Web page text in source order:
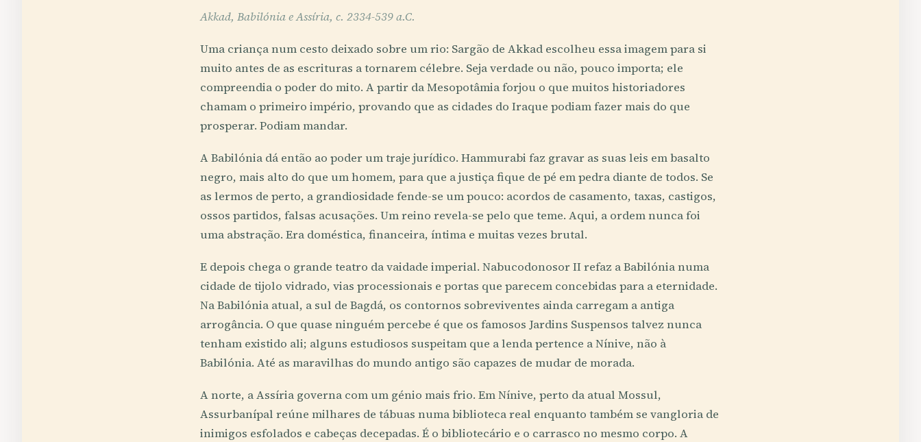
Akkad, Babilónia e Assíria, c. 2334-539 a.C.
Uma criança num cesto deixado sobre um rio: Sargão de Akkad escolheu essa imagem para si
muito antes de as escrituras a tornarem célebre. Seja verdade ou não, pouco importa; ele
compreendia o poder do mito. A partir da Mesopotâmia forjou o que muitos historiadores
chamam o primeiro império, provando que as cidades do Iraque podiam fazer mais do que
prosperar. Podiam mandar.
A Babilónia dá então ao poder um traje jurídico. Hammurabi faz gravar as suas leis em basalto
negro, mais alto do que um homem, para que a justiça fique de pé em pedra diante de todos. Se
as lermos de perto, a grandiosidade fende-se um pouco: acordos de casamento, taxas, castigos,
ossos partidos, falsas acusações. Um reino revela-se pelo que teme. Aqui, a ordem nunca foi
uma abstração. Era doméstica, financeira, íntima e muitas vezes brutal.
E depois chega o grande teatro da vaidade imperial. Nabucodonosor II refaz a Babilónia numa
cidade de tijolo vidrado, vias processionais e portas que parecem concebidas para a eternidade.
Na Babilónia atual, a sul de Bagdá, os contornos sobreviventes ainda carregam a antiga
arrogância. O que quase ninguém percebe é que os famosos Jardins Suspensos talvez nunca
tenham existido ali; alguns estudiosos suspeitam que a lenda pertence a Nínive, não à
Babilónia. Até as maravilhas do mundo antigo são capazes de mudar de morada.
A norte, a Assíria governa com um génio mais frio. Em Nínive, perto da atual Mossul,
Assurbanípal reúne milhares de tábuas numa biblioteca real enquanto também se vangloria de
inimigos esfolados e cabeças decepadas. É o bibliotecário e o carrasco no mesmo corpo. A